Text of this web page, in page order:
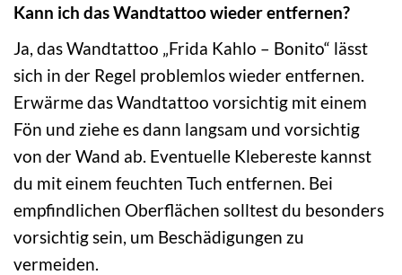
Kann ich das Wandtattoo wieder entfernen?
Ja, das Wandtattoo „Frida Kahlo – Bonito“ lässt
sich in der Regel problemlos wieder entfernen.
Erwärme das Wandtattoo vorsichtig mit einem
Fön und ziehe es dann langsam und vorsichtig
von der Wand ab. Eventuelle Klebereste kannst
du mit einem feuchten Tuch entfernen. Bei
empfindlichen Oberflächen solltest du besonders
vorsichtig sein, um Beschädigungen zu
vermeiden.